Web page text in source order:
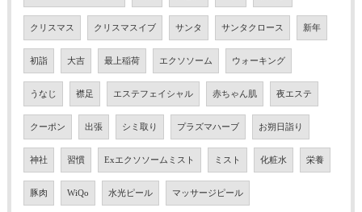
クリスマス クリスマスイブ サンタ サンタクロース 新年
初詣 大吉 最上稲荷 エクソソーム ウォーキング
うなじ 襟足 エステフェイシャル 赤ちゃん肌 夜エステ
クーポン 出張 シミ取り プラズマハーブ お朔日詣り
神社 習慣 Exエクソソームミスト ミスト 化粧水 栄養
豚肉 WiQo 水光ピール マッサージピール